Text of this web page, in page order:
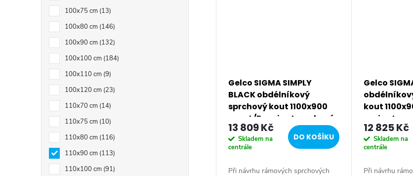
100x75 cm 13
100x80 cm 146
100x90 cm 132
100x100 cm 184
100x110 cm 9
100x120 cm 23
110x70 cm 14
110x75 cm 10
110x80 cm 116
110x90 cm 113
110x100 cm 91
Gelco SIGMA SIMPLY
BLACK obdélníkový
sprchový kout 1100x900
mm, L/P varianta, rohový
vstup, čiré sklo GS2111B-03
13 809 Kč
Skladem na
centrále
DO KOŠÍKU
Při návrhu rámových sprchových
Gelco
kout
varianta,
čiré sklo
12 825 Kč
Skladem na
centrále
Při návrhu